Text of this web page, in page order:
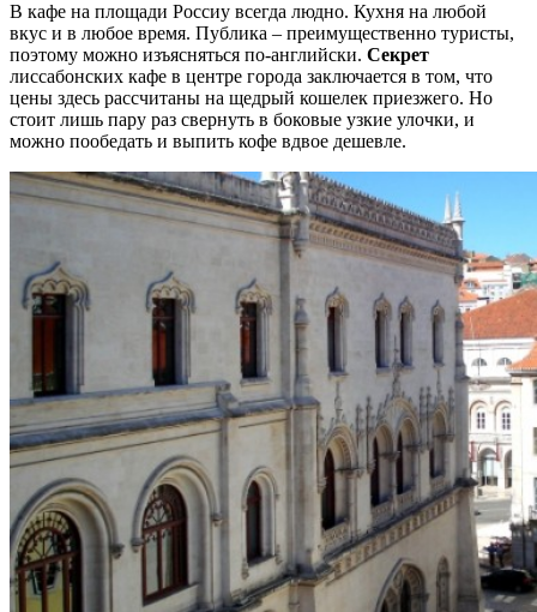
В кафе на площади Россиу всегда людно. Кухня на любой
вкус и в любое время. Публика – преимущественно туристы,
поэтому можно изъясняться по-английски. Секрет
лиссабонских кафе в центре города заключается в том, что
цены здесь рассчитаны на щедрый кошелек приезжего. Но
стоит лишь пару раз свернуть в боковые узкие улочки, и
можно пообедать и выпить кофе вдвое дешевле.